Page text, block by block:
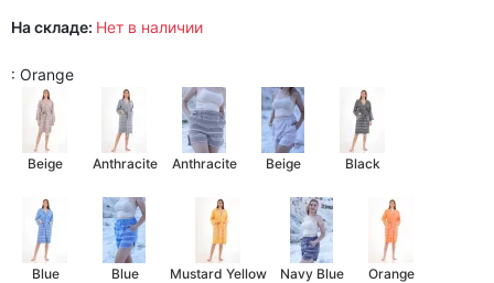
На складе: Нет в наличии
: Orange
Beige Anthracite Anthracite Beige Black
Blue Blue Mustard Yellow Navy Blue Orange